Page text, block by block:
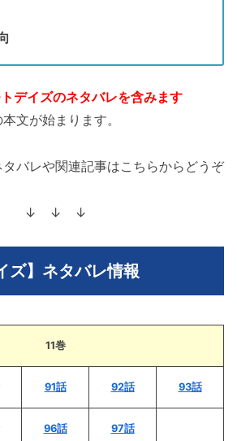
デイズのネタバレを含みます
文が始まります。
バレや関連記事はこちらからどうぞ
↓ ↓ ↓
ズ】ネタバレ情報
11巻
91話 92話 93話
96話 97話